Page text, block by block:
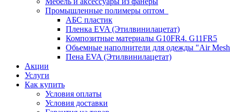
Промышленные полимеры оптом
АБС пластик
Пленка EVA (Этилвинилацетат)
Композитные материалы G10FR4. G11FR5
Обьемные наполнители для одежды "Air
Пена EVA (Этилвинилацетат)
Акции
Услуги
Как купить
Условия оплаты
Условия доставки